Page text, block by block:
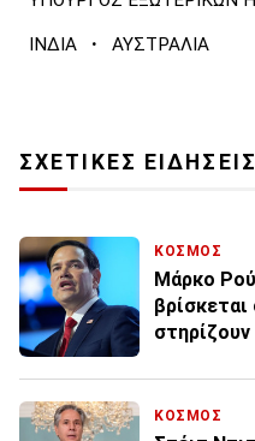
ΙΝΔΙΑ · ΑΥΣΤΡΑΛΙΑ
ΣΧΕΤΙΚΕΣ ΕΙΔΗΣΕΙΣ
ΚΟΣΜΟΣ
Μάρκο
ΚΟΣΜΟΣ